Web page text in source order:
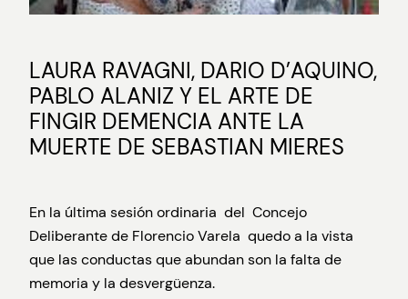
LAURA RAVAGNI, DARIO D’AQUINO,
PABLO ALANIZ Y EL ARTE DE
FINGIR DEMENCIA ANTE LA
MUERTE DE SEBASTIAN MIERES
En la última sesión ordinaria del Concejo
Deliberante de Florencio Varela quedo a la vista
que las conductas que abundan son la falta de
memoria y la desvergüenza.